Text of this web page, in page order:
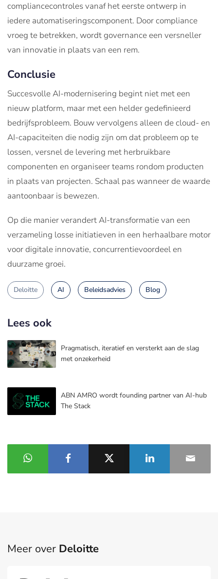
compliancecontroles vanaf het eerste ontwerp in
iedere automatiseringscomponent. Door compliance
vroeg te betrekken, wordt governance een versneller
van innovatie in plaats van een rem.
Conclusie
Succesvolle AI-modernisering begint niet met een
nieuw platform, maar met een helder gedefinieerd
bedrijfsprobleem. Bouw vervolgens alleen de cloud- en
AI-capaciteiten die nodig zijn om dat probleem op te
lossen, versnel de levering met herbruikbare
componenten en organiseer teams rondom producten
in plaats van projecten. Schaal pas wanneer de waarde
aantoonbaar is bewezen.
Op die manier verandert AI-transformatie van een
verzameling losse initiatieven in een herhaalbare motor
voor digitale innovatie, concurrentievoordeel en
duurzame groei.
Deloitte AI Beleidsadvies Blog
Lees ook
Pragmatisch, iteratief en versterkt aan de slag
met onzekerheid
ABN AMRO wordt founding partner van AI-hub
The Stack
Meer over Deloitte